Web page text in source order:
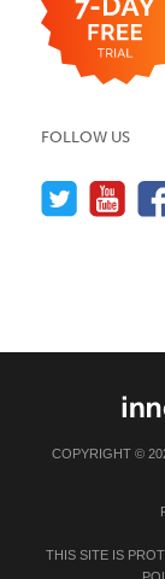
FOLLOW US
COPYRIGHT ©
THIS SITE IS